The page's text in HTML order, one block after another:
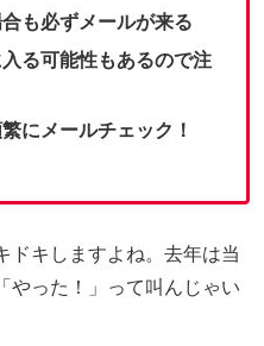
も必ずメールが来る
る可能性もあるので注
にメールチェック！
ドキしますよね。去年は当
やった！」って叫んじゃい